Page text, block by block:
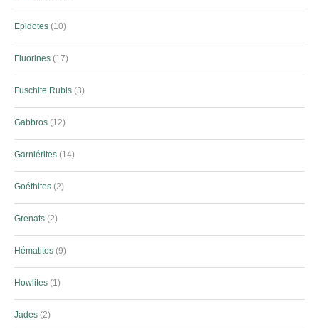
Epidotes 10
Fluorines 17
Fuschite Rubis 3
Gabbros 12
Garniérites 14
Goéthites 2
Grenats 2
Hématites 9
Howlites 1
Jades 2